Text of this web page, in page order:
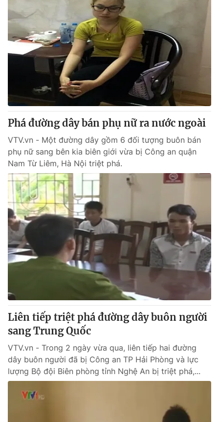
Phá đường dây bán phụ nữ ra nước ngoài
VTV.vn - Một đường dây gồm 6 đối tượng buôn bán
phụ nữ sang bên kia biên giới vừa bị Công an quận
Nam Từ Liêm, Hà Nội triệt phá.
Liên tiếp triệt phá đường dây buôn người
sang Trung Quốc
VTV.vn - ​Trong 2 ngày vừa qua, liên tiếp hai đường
dây buôn người đã bị Công an TP Hải Phòng và lực
lượng Bộ đội Biên phòng tỉnh Nghệ An bị triệt phá,...